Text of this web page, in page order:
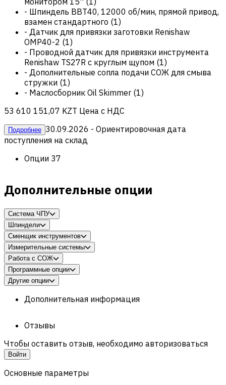
- Шпиндель BBT40, 12000 об/мин, прямой привод,
взамен стандартного (1)
- Датчик для привязки заготовки Renishaw
OMP40-2 (1)
- Проводной датчик для привязки инструмента
Renishaw TS27R с круглым щупом (1)
- Дополнительные сопла подачи СОЖ для смыва
стружки (1)
- Маслосборник Oil Skimmer (1)
53 610 151,07 KZT Цена с НДС
Подробнее 30.09.2026 - Ориентировочная дата
поступления на склад
Опции 37
Дополнительные опции
Система ЧПУ
Шпиндели
Сменщик инструментов
Измерительные системы
Работа с СОЖ
Программные опции
Другие опции
Дополнительная информация
Отзывы
Чтобы оставить отзыв, необходимо авторизоваться
Войти
Основные параметры